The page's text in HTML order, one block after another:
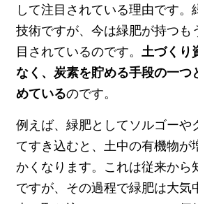
して注目されている理由です。
技術ですが、今は緑肥が持つも
目されているのです。 土づくり
なく、炭素を貯める手段の一つ
めているのです。
例えば、緑肥としてソルゴーや
てすき込むと、土中の有機物が
かくなります。これは従来から
ですが、その過程で緑肥は大気